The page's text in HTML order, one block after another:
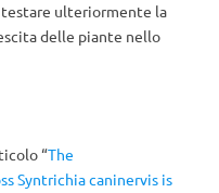
testare ulteriormente la
delle piante nello
“The
Syntrichia caninervis is